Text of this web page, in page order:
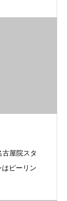
屋院スタ
はピーリン